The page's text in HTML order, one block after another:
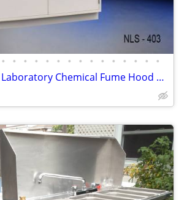
• • • • • • • • • • • • • • •
4' Fisher American Laboratory Chemical Fume Hood w/ Base Cabinet - NEW